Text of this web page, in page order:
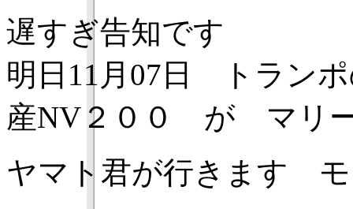
遅すぎ告知です
明日11月07日 トラン
産NV２００ が マリ
ヤマト君が行きます